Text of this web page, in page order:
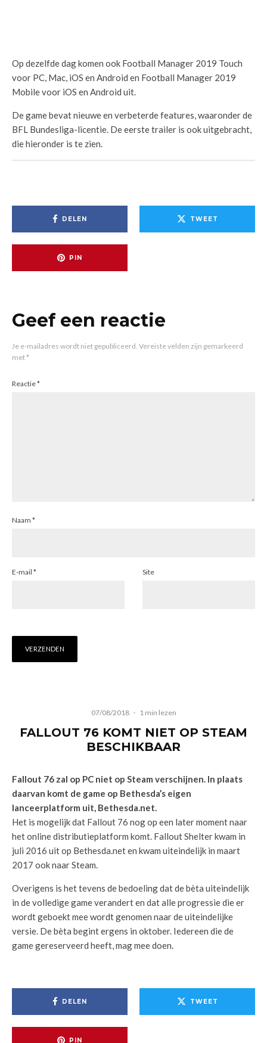
Op dezelfde dag komen ook Football Manager 2019 Touch
voor PC, Mac, iOS en Android en Football Manager 2019
Mobile voor iOS en Android uit.
De game bevat nieuwe en verbeterde features, waaronder de
BFL Bundesliga-licentie. De eerste trailer is ook uitgebracht,
die hieronder is te zien.
DELEN TWEET
PIN
Geef een reactie
Je e-mailadres wordt niet gepubliceerd. Vereiste velden zijn gemarkeerd
met*
Reactie*
Naam *
E-mail * Site
07/08/2018 · 1 min lezen
FALLOUT 76 KOMT NIET OP STEAM
BESCHIKBAAR
Fallout 76 zal op PC niet op Steam verschijnen. In plaats
daarvan komt de game op Bethesda’s eigen
lanceerplatform uit, Bethesda.net.
Het is mogelijk dat Fallout 76 nog op een later moment naar
het online distributieplatform komt. Fallout Shelter kwam in
juli 2016 uit op Bethesda.net en kwam uiteindelijk in maart
2017 ook naar Steam.
Overigens is het tevens de bedoeling dat de bèta uiteindelijk
in de volledige game verandert en dat alle progressie die er
wordt geboekt mee wordt genomen naar de uiteindelijke
versie. De bèta begint ergens in oktober. Iedereen die de
game gereserveerd heeft, mag mee doen.
DELEN TWEET
PIN